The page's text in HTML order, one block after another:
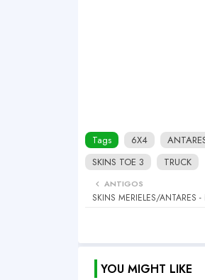
Tags 6X4
SKINS TOE 3
TRUCK
ANTIGOS
SKINS MERIELES/ANTARES
YOU MIGHT LIKE